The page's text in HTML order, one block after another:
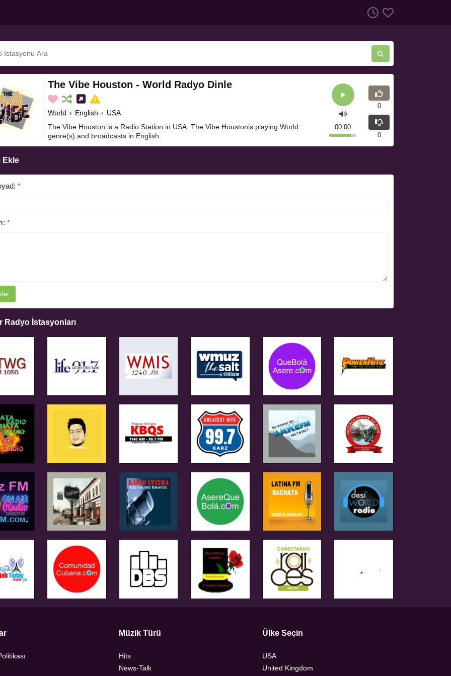
The Vibe Houston - World Radyo Dinle
World › English › USA
The Vibe Houston is a Radio Station in USA. The Vibe Houstonis playing World
genre(s) and broadcasts in English.
00:00
0
0
Ekle
*
*
Radyo İstasyonları
Müzik Türü
Hits
News-Talk
Ülke Seçin
USA
United Kingdom